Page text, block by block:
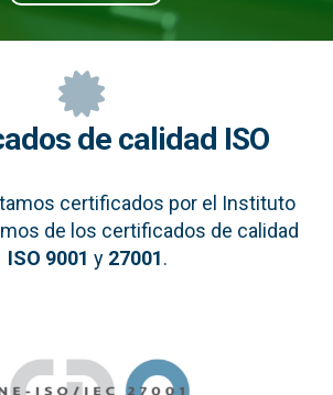
de calidad ISO
certificados por el Instituto
de los certificados de calidad
ISO 9001 y 27001.